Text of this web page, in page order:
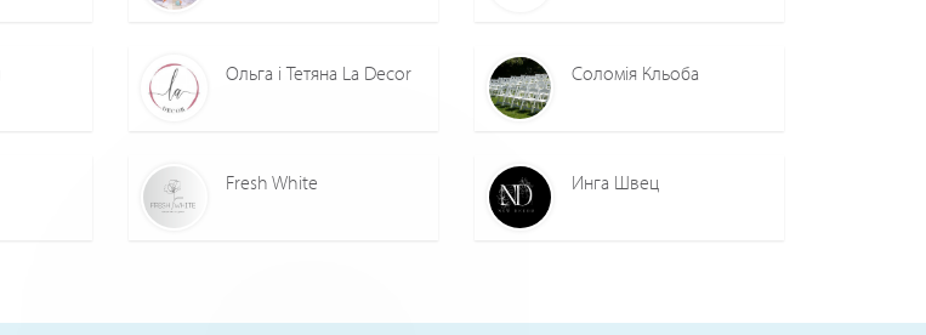
Ольга і Тетяна La Decor Соломія Кльоба
Fresh White Инга Швец